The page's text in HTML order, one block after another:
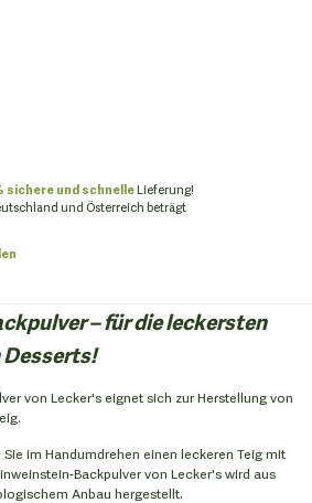
sichere und schnelleLieferung!
und Österreich beträgt
– für die leckersten
von Lecker's eignet sich zur Herstellung von
im Handumdrehen einen leckeren Teig mit
Backpulver von Lecker's wird aus
Anbau hergestellt.